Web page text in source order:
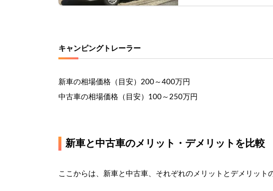
キャンピングトレーラー
新車の相場価格（目安） 200～400万円
中古車の相場価格（目安） 100～250万円
新車と中古車のメリット・デメリットを比較
ここからは、新車と中古車、それぞれのメリットとデメリット